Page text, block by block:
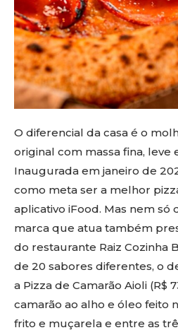
O diferencial da casa é o
original com massa fina, leve
Inaugurada em janeiro de
como meta ser a melhor
aplicativo iFood. Mas nem só
marca que atua também
do restaurante Raiz Cozinha
de 20 sabores diferentes, o
a Pizza de Camarão Aioli (R$
camarão ao alho e óleo feito
frito e muçarela e entre as